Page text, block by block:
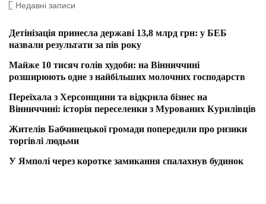
Недавні записи
Детінізація принесла державі 13,8 млрд грн: у БЕБ
назвали результати за пів року
Майже 10 тисяч голів худоби: на Вінниччині
розширюють одне з найбільших молочних господарств
Переїхала з Херсонщини та відкрила бізнес на
Вінниччині: історія переселенки з Мурованих Курилівців
Жителів Бабчинецької громади попередили про ризики
торгівлі людьми
У Ямполі через коротке замикання спалахнув будинок